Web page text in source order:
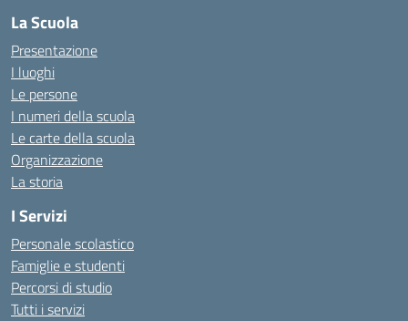
La Scuola
Presentazione
I luoghi
Le persone
I numeri della scuola
Le carte della scuola
Organizzazione
La storia
I Servizi
Personale scolastico
Famiglie e studenti
Percorsi di studio
Tutti i servizi